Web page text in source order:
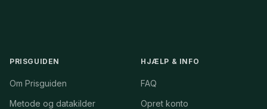
PRISGUIDEN
Om Prisguiden
Metode og datakilder
HJÆLP & INFO
FAQ
Opret konto